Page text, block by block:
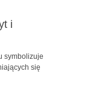
i
symbolizuje
się